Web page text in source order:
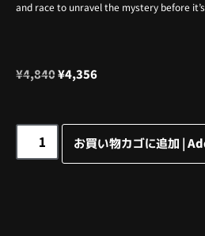
and race to unravel the mystery before
¥4,840¥4,356
お買い物カゴに追加 |